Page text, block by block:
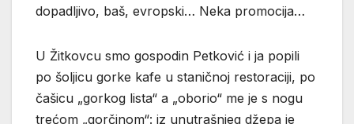
dopadljivo, baš, evropski… Neka promocija…
U Žitkovcu smo gospodin Petković i ja popili
po šoljicu gorke kafe u staničnoj restoraciji, po
čašicu „gorkog lista“ a „oborio“ me je s nogu
trećom „gorčinom“: iz unutrašnjeg džepa je